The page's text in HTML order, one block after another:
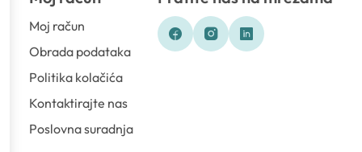
Moj račun
Obrada podataka
Politika kolačića
Kontaktirajte nas
Poslovna suradnja